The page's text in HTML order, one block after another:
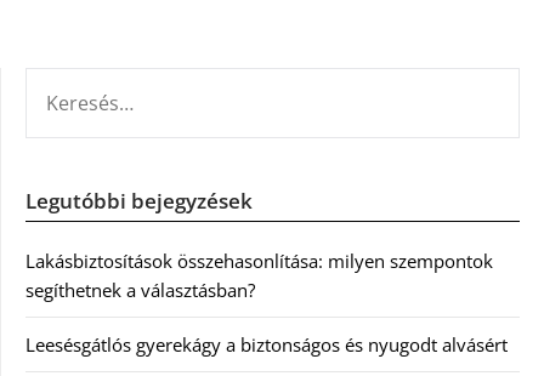
Legutóbbi bejegyzések
Lakásbiztosítások összehasonlítása: milyen szempontok
segíthetnek a választásban?
Leesésgátlós gyerekágy a biztonságos és nyugodt alvásért